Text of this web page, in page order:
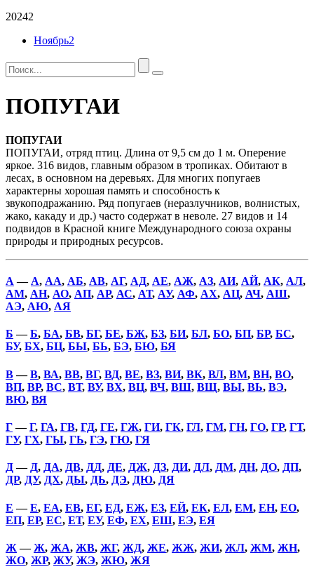
20242
Ноябрь2
ПОПУГАИ
ПОПУГАИ
ПОПУГАИ, отряд птиц. Длина от 9,5 см до 1 м. Оперение
яркое. 316 видов, главным образом в тропиках. Обитают в
лесах, в основном на деревьях. Для многих попугаев
характерны хорошая память и способность к
звукоподражанию. Ряд попугаев (неразлучников, волнистых,
жако, какаду и др.) часто содержат в неволе. 27 видов и 14
подвидов в Красной книге Международного союза охраны
природы и природных ресурсов.
А — А, АА, АБ, АВ, АГ, АД, АЕ, АЖ, АЗ, АИ, АЙ, АК, АЛ,
АМ, АН, АО, АП, АР, АС, АТ, АУ, АФ, АХ, АЦ, АЧ, АШ,
АЭ, АЮ, АЯ
Б —Б, БА, БВ, БГ, БЕ, БЖ, БЗ, БИ, БЛ, БО, БП, БР, БС,
БУ, БХ, БЦ, БЫ, БЬ, БЭ, БЮ, БЯ
В—В, ВА, ВВ, ВГ, ВД, ВЕ, ВЗ, ВИ, ВК, ВЛ, ВМ, ВН, ВО,
ВП, ВР, ВС, ВТ, ВУ, ВХ, ВЦ, ВЧ, ВШ, ВЩ, ВЫ, ВЬ, ВЭ,
ВЮ, ВЯ
Г—Г, ГА, ГВ, ГД, ГЕ, ГЖ, ГИ, ГК, ГЛ, ГМ, ГН, ГО, ГР, ГТ,
ГУ, ГХ, ГЫ, ГЬ, ГЭ, ГЮ, ГЯ
Д— Д, ДА, ДВ, ДД, ДЕ, ДЖ, ДЗ, ДИ, ДЛ, ДМ, ДН, ДО, ДП,
ДР, ДУ, ДХ, ДЫ, ДЬ, ДЭ, ДЮ, ДЯ
Е —Е, ЕА, ЕВ, ЕГ, ЕД, ЕЖ, ЕЗ, ЕЙ, ЕК, ЕЛ, ЕМ, ЕН, ЕО,
ЕП, ЕР, ЕС, ЕТ, ЕУ, ЕФ, ЕХ, ЕШ, ЕЭ, ЕЯ
Ж —Ж, ЖА, ЖВ, ЖГ, ЖД, ЖЕ, ЖЖ, ЖИ, ЖЛ, ЖМ, ЖН,
ЖО, ЖР, ЖУ, ЖЭ, ЖЮ, ЖЯ